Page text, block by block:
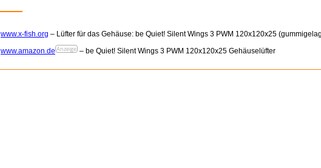
www.x-fish.org – Lüfter für das Gehäuse: be Quiet! Silent Wings 3 PWM 120x120x25
www.amazon.de Anzeige – be Quiet! Silent Wings 3 PWM 120x120x25 Gehäuselüfter